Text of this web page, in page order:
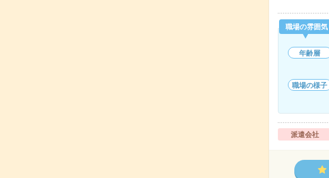
職場の雰囲気
年齢層
職場の様子
派遣会社